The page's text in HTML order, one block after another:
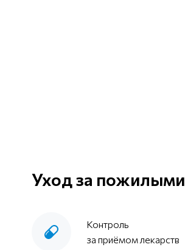
Уход за пожилыми
Контроль
за приёмом лекарств